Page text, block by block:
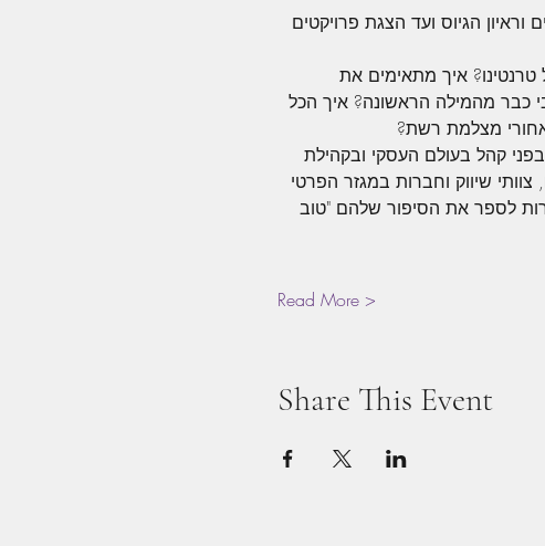
הגיוס ועד הצגת פרויקטים
טרנטינו? איך מתאימים את
כבר מהמילה הראשונה? איך הכל
מצלמת רשת?
קהל בעולם העסקי ובקהילת
שיווק וחברות במגזר הפרטי
האחרונות עזר ליותר מ-200 סטארטאפים וחברות לספר את הסיפור שלהם "טוב
Read More >
Share This Event